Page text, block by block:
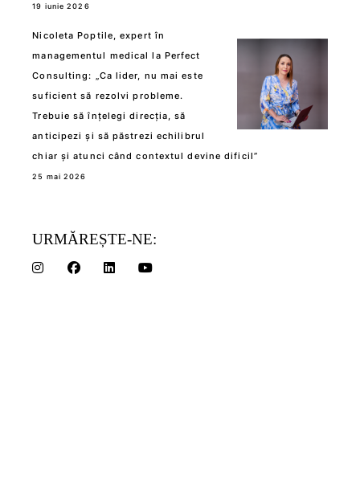
19 iunie 2026
Nicoleta Poptile, expert în
managementul medical la Perfect
Consulting: „Ca lider, nu mai este
suficient să rezolvi probleme.
Trebuie să înțelegi direcția, să
anticipezi și să păstrezi echilibrul
chiar și atunci când contextul devine dificil”
25 mai 2026
URMĂREȘTE-NE: